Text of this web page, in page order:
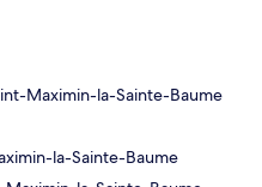
Maximin-la-Sainte-Baume
la-Sainte-Baume